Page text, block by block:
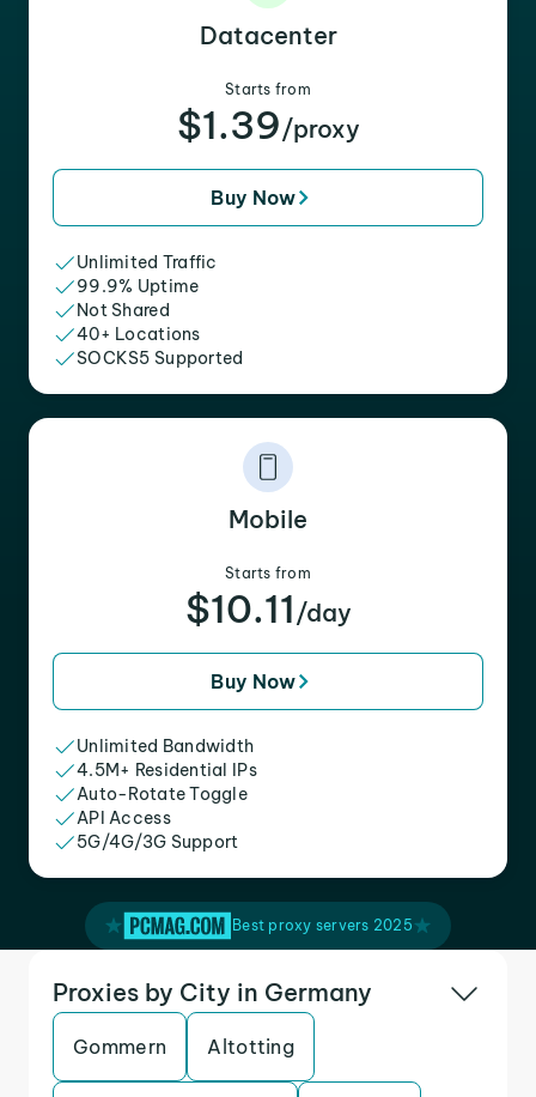
Datacenter
Starts from
$1.39/proxy
Buy Now
Unlimited Traffic
99.9% Uptime
Not Shared
40+ Locations
SOCKS5 Supported
Mobile
Starts from
$10.11 /day
Buy Now
Unlimited Bandwidth
4.5M+ Residential IPs
Auto-Rotate Toggle
API Access
5G/4G/3G Support
Best proxy servers 2025
Proxies by City in Germany
Gommern Altotting